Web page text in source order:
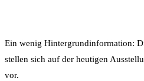
Ein wenig Hintergrundinformation:
stellen sich auf der heutigen
vor.